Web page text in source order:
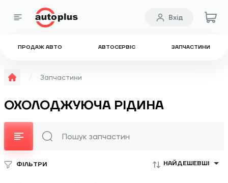
ПРОДАЖ АВТО АВТОСЕРВІС ЗАПЧАСТИНИ
Вхід
Запчастини
ОХОЛОДЖУЮЧА РІДИНА
ФІЛЬТРИ НАЙДЕШЕВШІ